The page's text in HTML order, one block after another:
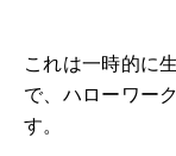
これは一時的に
で、ハローワー
す。